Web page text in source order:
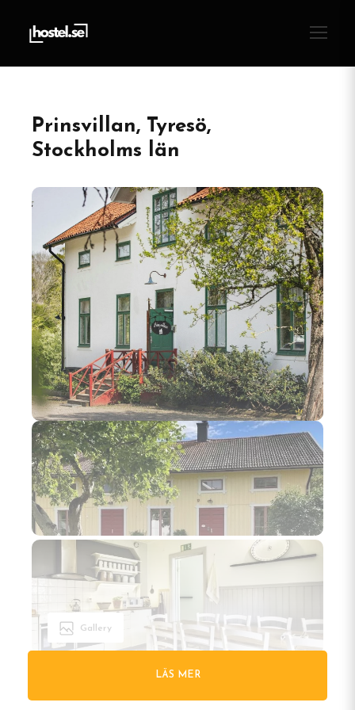
Prinsvillan, Tyresö,
Stockholms län
Gallery
LÄS MER